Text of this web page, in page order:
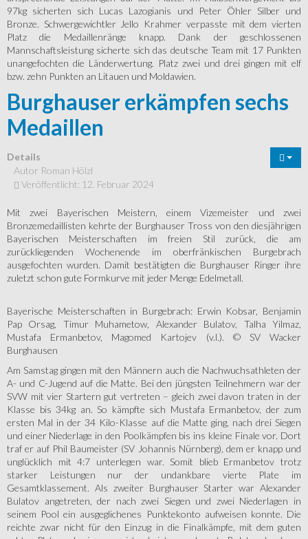
97kg sicherten sich Lucas Lazogianis und Peter Öhler Silber und
Bronze. Schwergewichtler Jello Krahmer verpasste mit dem vierten
Platz die Medaillenränge knapp. Dank der geschlossenen
Mannschaftsleistung sicherte sich das deutsche Team mit 17 Punkten
unangefochten die Länderwertung. Platz zwei und drei gingen mit elf
bzw. zehn Punkten an Litauen und Moldawien.
Burghauser erkämpfen sechs
Medaillen
Details
Autor Roman Hölzl
Veröffentlicht: 12. Februar 2024
Mit zwei Bayerischen Meistern, einem Vizemeister und zwei
Bronzemedaillisten kehrte der Burghauser Tross von den diesjährigen
Bayerischen Meisterschaften im freien Stil zurück, die am
zurückliegenden Wochenende im oberfränkischen Burgebrach
ausgefochten wurden. Damit bestätigten die Burghauser Ringer ihre
zuletzt schon gute Formkurve mit jeder Menge Edelmetall.
Bayerische Meisterschaften in Burgebrach: Erwin Kobsar, Benjamin
Pap Orsag, Timur Muhametow, Alexander Bulatov, Talha Yilmaz,
Mustafa Ermanbetov, Magomed Kartojev (v.l.). © SV Wacker
Burghausen
Am Samstag gingen mit den Männern auch die Nachwuchsathleten der
A- und C-Jugend auf die Matte. Bei den jüngsten Teilnehmern war der
SVW mit vier Startern gut vertreten – gleich zwei davon traten in der
Klasse bis 34kg an. So kämpfte sich Mustafa Ermanbetov, der zum
ersten Mal in der 34 Kilo-Klasse auf die Matte ging, nach drei Siegen
und einer Niederlage in den Poolkämpfen bis ins kleine Finale vor. Dort
traf er auf Phil Baumeister (SV Johannis Nürnberg), dem er knapp und
unglücklich mit 4:7 unterlegen war. Somit blieb Ermanbetov trotz
starker Leistungen nur der undankbare vierte Plate im
Gesamtklassement. Als zweiter Burghauser Starter war Alexander
Bulatov angetreten, der nach zwei Siegen und zwei Niederlagen in
seinem Pool ein ausgeglichenes Punktekonto aufweisen konnte. Die
reichte zwar nicht für den Einzug in die Finalkämpfe, mit dem guten